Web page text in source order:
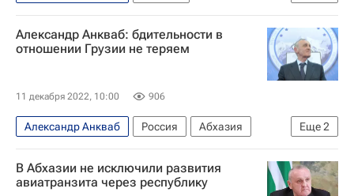
Сергей Черемин
Сухум
Аслан Бжания
Абхазия
Александр Анкваб: бдительности в
отношении Грузии не теряем
11 декабря 2022, 10:00 906
Еще2
Александр Анкваб Россия
Абхазия
Грузия
Интервью
В Абхазии не исключили развития
авиатранзита через республику